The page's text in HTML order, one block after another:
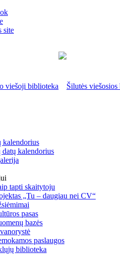
site
kalendorius
kalendorius
tapti skaitytoju
„Tu – daugiau nei CV“
pasas
bazės
paslaugos
biblioteka